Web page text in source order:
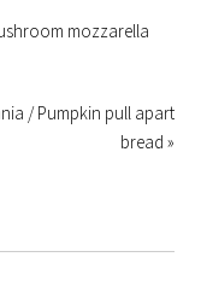
mozzarella
/ Pumpkin pull apart
bread »